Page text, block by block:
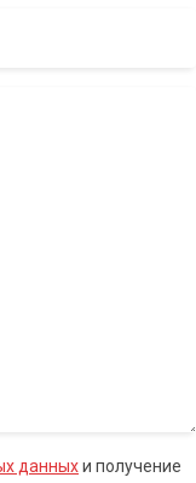
данныхи получение